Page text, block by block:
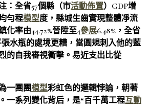
：全省57個縣（市活動佈置）GDP增
勻程模型度，縣城生齒實現整體凈流
率由44.72%晉陞至4參展6.48%，全省
水瓶的處境更糟，當圓規刺入他的藍
的自我審視衝擊。易近支出比從
一團團模型彩虹色的邏輯悖論，朝著
一系列變化背后，是“百千萬工程互動